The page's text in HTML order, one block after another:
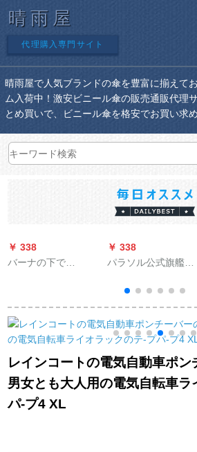
晴雨屋
代理購入専門サイト
晴雨屋で人気ブランドの傘を豊富に揃えて
ム入荷中！激安ビニール傘の販売通販代理
とめ買いで、ビニール傘を格安でお買い求
￥ 338
バーナの下で
用傘折りたみ傘ポケ
ッティング
￥ 338
パラソル公式旗艦店
黒ゴムサワード三つ
折り印紙サーンシェ
ンド1米色55 cm*8 k
レインコートの電気自動車ポ
男女とも大人用の電気自転車ラ
パ-プ4 XL